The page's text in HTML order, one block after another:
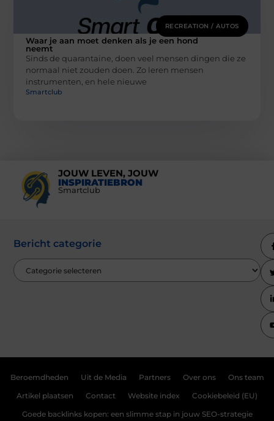
RECREATION / AUTOS
Waar je aan moet denken als je een hond
neemt
Sinds de quarantaine, doen veel mensen dingen die ze
normaal niet zouden doen. Zo leren mensen
instrumenten, en hele nieuwe
Smartclub
JOUW LEVEN, JOUW
INSPIRATIEBRON
Smartclub
Bericht categorie
Beroemdheden Uit de Media Partners Over ons Ons team
Artikel plaatsen Contact Website index Cookiebeleid (EU)
Goede backlinks kopen: een slimme stap in jouw SEO-strategie